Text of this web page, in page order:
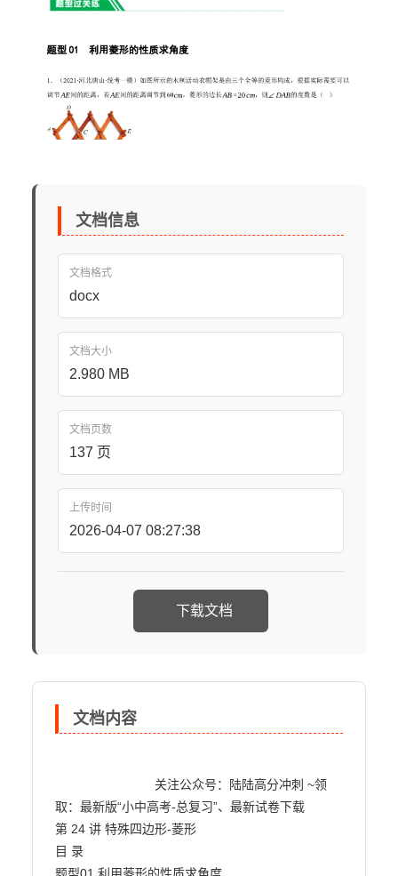
文档信息
文档格式
docx
文档大小
2.980 MB
文档页数
137 页
上传时间
2026-04-07 08:27:38
下载文档
文档内容